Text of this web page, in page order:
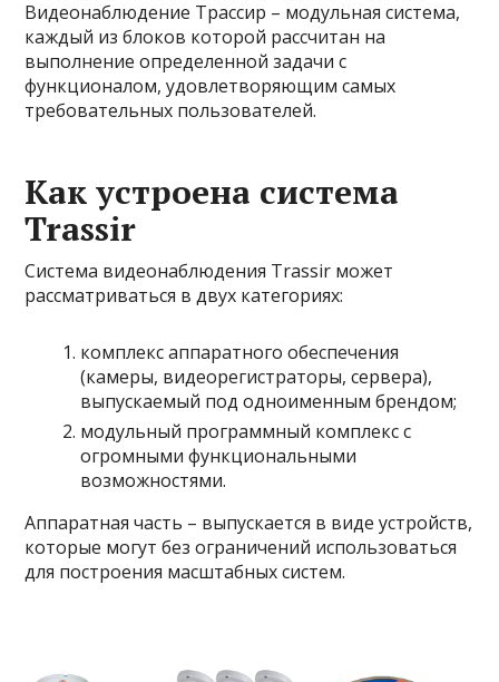
Видеонаблюдение Трассир – модульная система,
каждый из блоков которой рассчитан на
выполнение определенной задачи с
функционалом, удовлетворяющим самых
требовательных пользователей.
Как устроена система
Trassir
Система видеонаблюдения Trassir может
рассматриваться в двух категориях:
комплекс аппаратного обеспечения
(камеры, видеорегистраторы, сервера),
выпускаемый под одноименным брендом;
модульный программный комплекс с
огромными функциональными
возможностями.
Аппаратная часть – выпускается в виде устройств,
которые могут без ограничений использоваться
для построения масштабных систем.